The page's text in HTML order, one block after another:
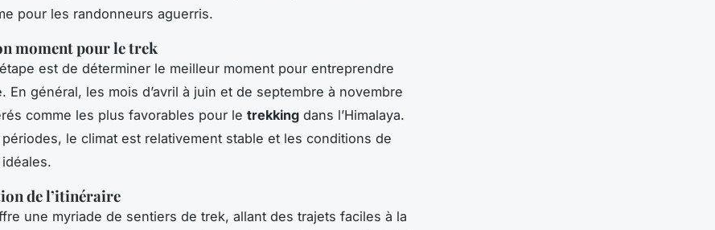
pour les randonneurs aguerris.
moment pour le trek
est de déterminer le meilleur moment pour entreprendre
En général, les mois d’avril à juin et de septembre à novembre
comme les plus favorables pour le trekking dans l’Himalaya.
le climat est relativement stable et les conditions de
de l’itinéraire
une myriade de sentiers de trek, allant des trajets faciles à la